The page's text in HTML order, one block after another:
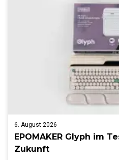
6. August 2026
EPOMAKER Glyph im
Zukunft